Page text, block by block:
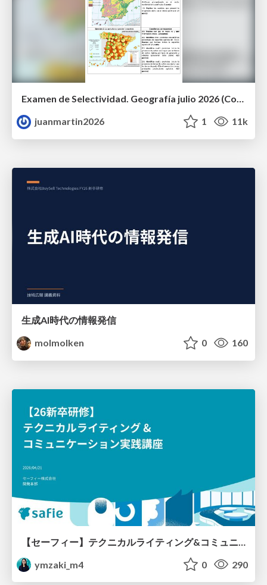
juanmartin2026
1 11k
生成AI時代の情報発信
molmolken
0 160
ymzaki_m4
0 290